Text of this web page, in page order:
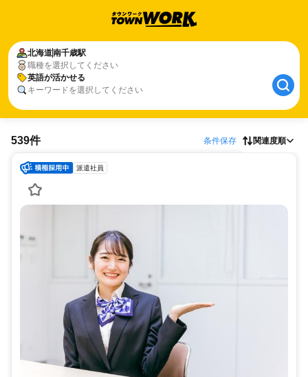
北海道南千歳駅
職種を選択してください
英語が活かせる
キーワードを選択してください
539件 条件保存 関連度順
派遣社員